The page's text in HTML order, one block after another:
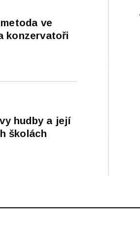
ve
konzervatoři
hudby a její
školách